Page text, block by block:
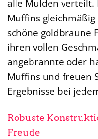
alle Mulden verteilt.
Muffins
schöne goldbraune
ihren vollen
angebrannte oder
Muffins und freuen
Ergebnisse bei
Robuste
Freude